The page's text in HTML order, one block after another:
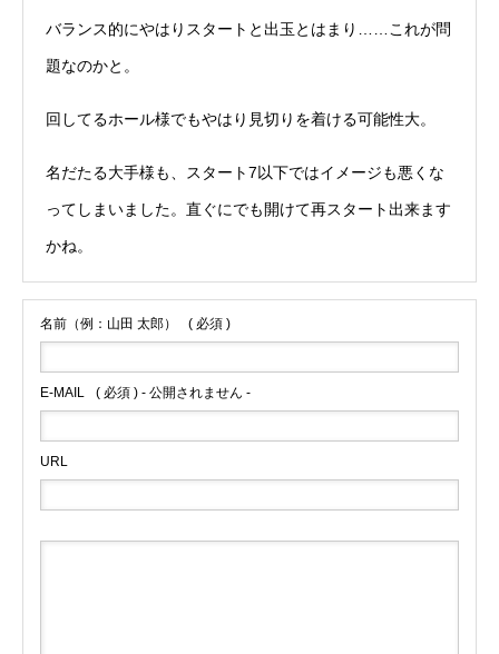
バランス的にやはりスタートと出玉とはまり……これが問
題なのかと。
回してるホール様でもやはり見切りを着ける可能性大。
名だたる大手様も、スタート7以下ではイメージも悪くな
ってしまいました。直ぐにでも開けて再スタート出来ます
かね。
名前（例：山田 太郎） ( 必須 )
E-MAIL ( 必須 ) - 公開されません -
URL